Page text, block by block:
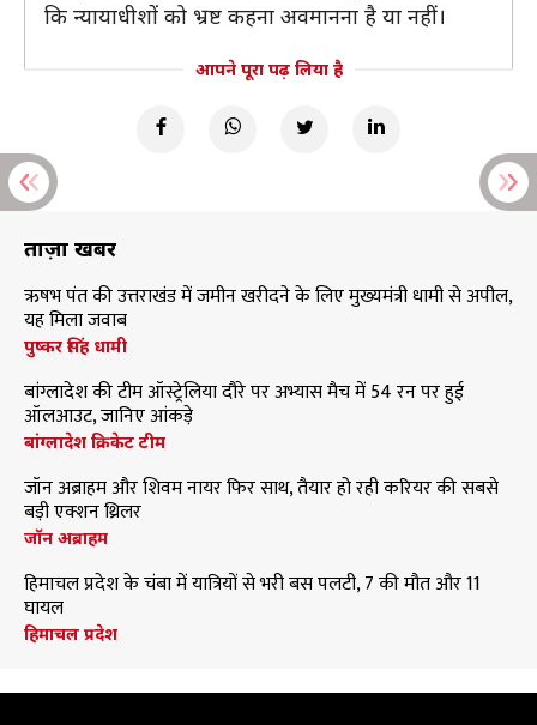
कि न्यायाधीशों को भ्रष्ट कहना अवमानना है या नहीं।
आपने पूरा पढ़ लिया है
ताज़ा खबरें
ऋषभ पंत की उत्तराखंड में जमीन खरीदने के लिए मुख्यमंत्री धामी से अपील,
यह मिला जवाब
पुष्कर सिंह धामी
बांग्लादेश की टीम ऑस्ट्रेलिया दौरे पर अभ्यास मैच में 54 रन पर हुई
ऑलआउट, जानिए आंकड़े
बांग्लादेश क्रिकेट टीम
जॉन अब्राहम और शिवम नायर फिर साथ, तैयार हो रही करियर की सबसे
बड़ी एक्शन थ्रिलर
जॉन अब्राहम
हिमाचल प्रदेश के चंबा में यात्रियों से भरी बस पलटी, 7 की मौत और 11
घायल
हिमाचल प्रदेश